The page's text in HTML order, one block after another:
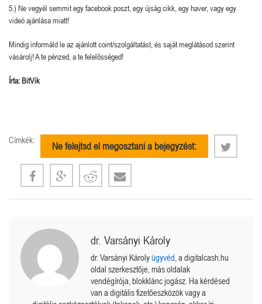
5.) Ne vegyél semmit egy facebook poszt, egy újság cikk, egy haver, vagy egy
videó ajánlása miatt!
Mindig informáld le az ajánlott coint/szolgáltatást, és saját meglátásod szerint
vásárolj! A te pénzed, a te felelősséged!
Írta: BitVik
Címkék:
Ne felejtsd el megosztani a bejegyzést:
dr. Varsányi Károly
dr. Varsányi Károlyügyvéd , a digitalcash.hu
oldal szerkesztője, más oldalak
vendégírója, blokklánc jogász. Ha kérdésed
van a digitális fizetőeszközök vagy a